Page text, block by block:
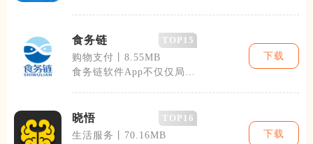
食务链
TOP15
购物支付丨8.55MB
食务链软件App不仅仅局限
下载
晓悟
TOP16
生活服务丨70.16MB
下载